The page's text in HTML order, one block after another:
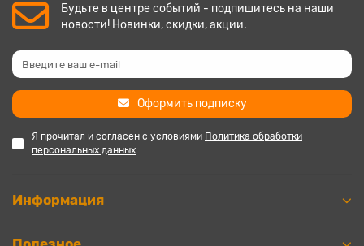
Будьте в центре событий - подпишитесь на наши
новости! Новинки, скидки, акции.
Оформить подписку
Я прочитал и согласен с условиями Политика обработки
персональных данных
Информация